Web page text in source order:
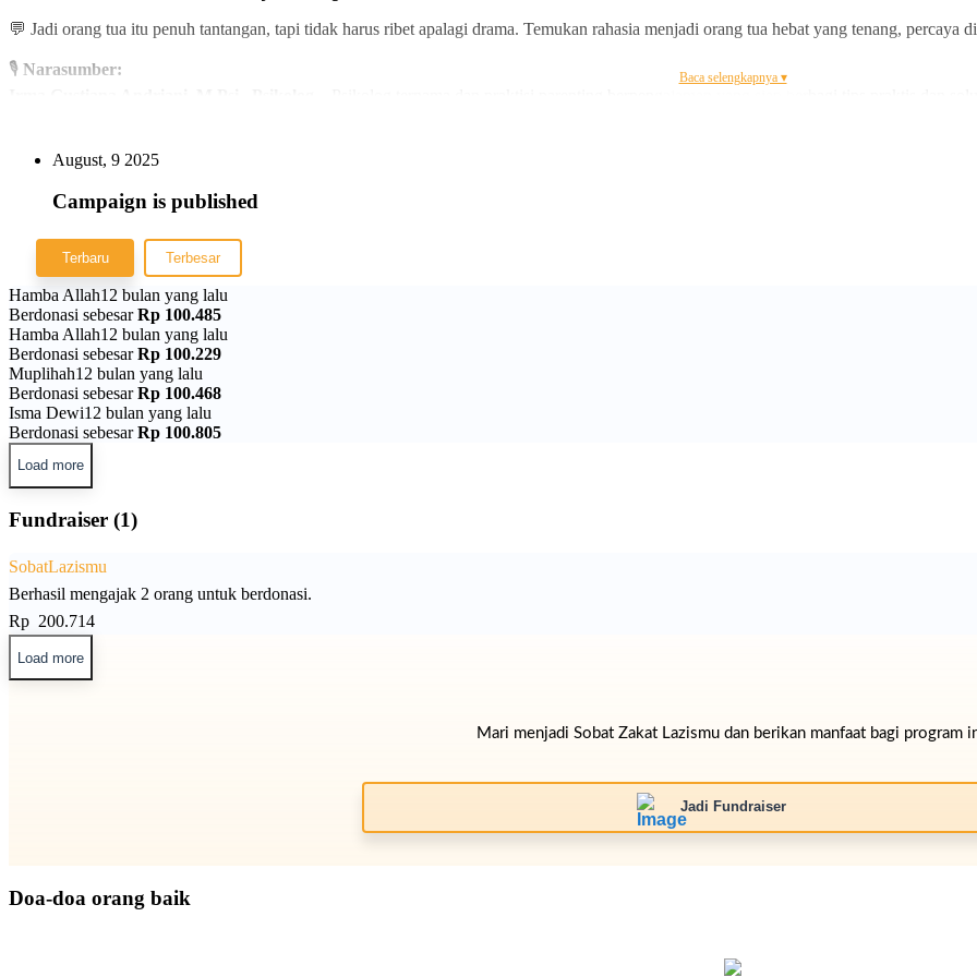
💬 Jadi orang tua itu penuh tantangan, tapi tidak harus ribet apalagi drama. Temukan rahasia menjadi orang tua hebat yang tenang, percaya
🎙 Narasumber:
Waktu:09.00 - Selesai
Jl. Kadipaten Raya Antapani No. 4-6, Bandung
Untuk siapa acara ini?
Orang tua yang ingin membangun komunikasi sehat dengan anak
Pasangan muda yang ingin mempersiapkan pola asuh yang tepat
Semua yang ingin menciptakan rumah penuh cinta, tanpa drama
💡Bonus: Dapatkan tips praktis yang langsung bisa dipakai di rumah!
📲Konfirmasi Pendaftaran:0857-1779-7458 (Lilih)
Baca selengkapnya ▾
August, 9 2025
Campaign is published
Terbaru Terbesar
Hamba Allah12 bulan yang lalu
Berdonasi sebesarRp 100.485
Hamba Allah12 bulan yang lalu
Berdonasi sebesarRp 100.229
Muplihah12 bulan yang lalu
Berdonasi sebesarRp 100.468
Isma Dewi12 bulan yang lalu
Berdonasi sebesarRp 100.805
Load more
Fundraiser (1)
SobatLazismu
Berhasil mengajak 2 orang untuk berdonasi.
Rp 200.714
Load more
Mari menjadi Sobat Zakat Lazismu dan berikan manfaat bagi program
Jadi Fundraiser
Doa-doa orang baik